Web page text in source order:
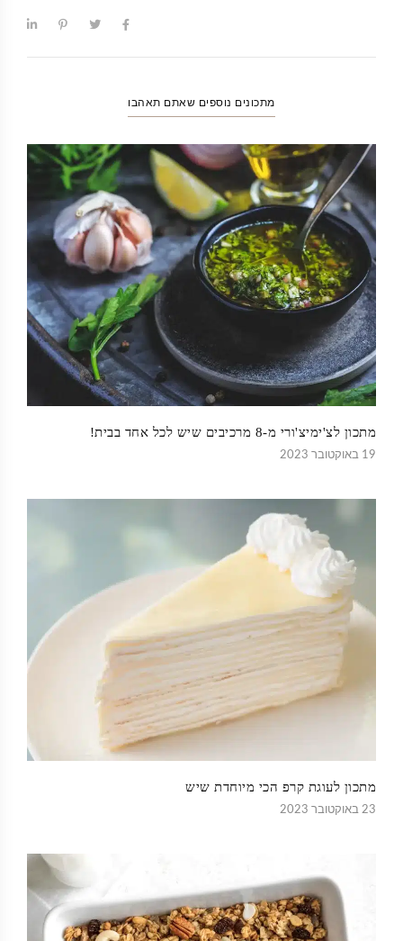
מתכונים נוספים שאתם תאהבו
מתכון לצ'ימיצ'ורי מ-8 מרכיבים שיש לכל אחד בבית!
19 באוקטובר 2023
מתכון לעוגת קרפ הכי מיוחדת שיש
23 באוקטובר 2023